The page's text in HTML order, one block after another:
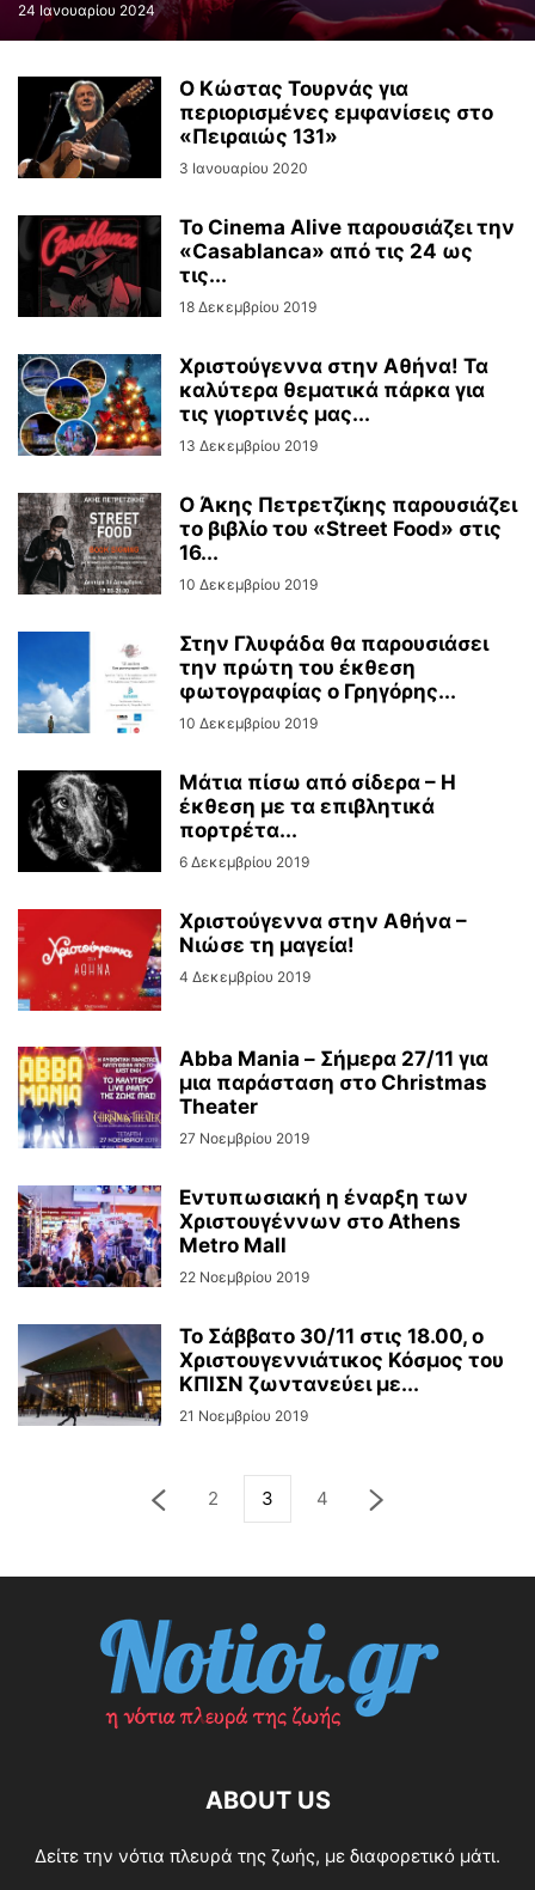
24 Ιανουαρίου 2024
Ο Κώστας Τουρνάς για
περιορισμένες εμφανίσεις στο
«Πειραιώς 131»
3 Ιανουαρίου 2020
Το Cinema Alive παρουσιάζει την
«Casablanca» από τις 24 ως
τις...
18 Δεκεμβρίου 2019
Χριστούγεννα στην Αθήνα! Τα
καλύτερα θεματικά πάρκα για
τις γιορτινές μας...
13 Δεκεμβρίου 2019
Ο Άκης Πετρετζίκης παρουσιάζει
το βιβλίο του «Street Food» στις
16...
10 Δεκεμβρίου 2019
Στην Γλυφάδα θα παρουσιάσει
την πρώτη του έκθεση
φωτογραφίας ο Γρηγόρης...
10 Δεκεμβρίου 2019
Μάτια πίσω από σίδερα – Η
έκθεση με τα επιβλητικά
πορτρέτα...
6 Δεκεμβρίου 2019
Χριστούγεννα στην Αθήνα –
Νιώσε τη μαγεία!
4 Δεκεμβρίου 2019
Abba Mania – Σήμερα 27/11 για
μια παράσταση στο Christmas
Theater
27 Νοεμβρίου 2019
Εντυπωσιακή η έναρξη των
Χριστουγέννων στο Athens
Metro Mall
22 Νοεμβρίου 2019
Το Σάββατο 30/11 στις 18.00, ο
Χριστουγεννιάτικος Κόσμος του
ΚΠΙΣΝ ζωντανεύει με...
21 Νοεμβρίου 2019
2 3 4
ABOUT US
Δείτε την νότια πλευρά της ζωής, με διαφορετικό μάτι.